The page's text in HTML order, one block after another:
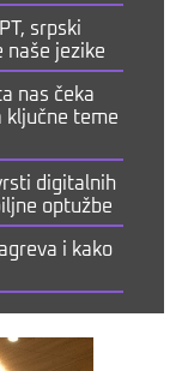
srpski
naše jezike
nas čeka
ključne teme
digitalnih
optužbe
i kako